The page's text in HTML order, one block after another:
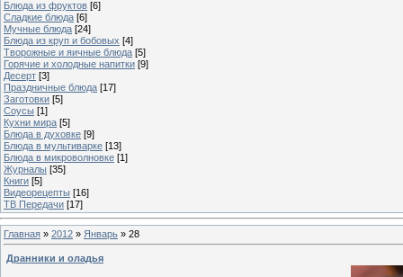
Блюда из фруктов [6]
Сладкие блюда [6]
Мучные блюда [24]
Блюда из круп и бобовых [4]
Творожные и яичные блюда [5]
Горячие и холодные напитки [9]
Десерт [3]
Праздничные блюда [17]
Заготовки [5]
Соусы [1]
Кухни мира [5]
Блюда в духовке [9]
Блюда в мультиварке [13]
Блюда в микроволновке [1]
Журналы [35]
Книги [5]
Видеорецепты [16]
ТВ Передачи [17]
Главная » 2012 » Январь » 28
Дранники и оладья